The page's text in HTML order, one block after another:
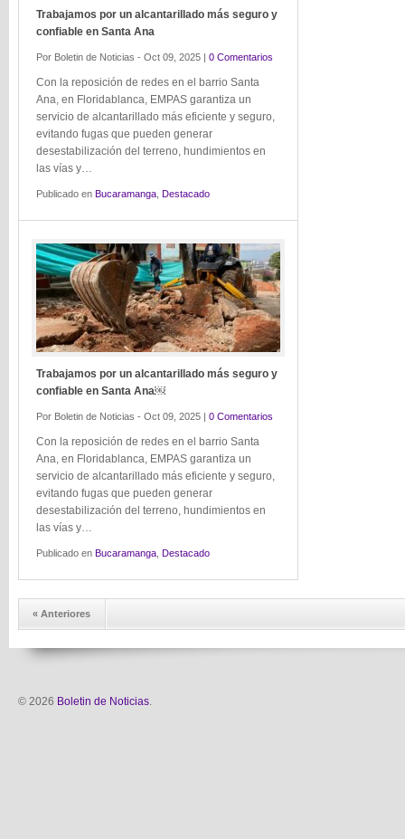
Trabajamos por un alcantarillado más seguro y
confiable en Santa Ana
Por Boletin de Noticias - Oct 09, 2025 | 0 Comentarios
Con la reposición de redes en el barrio Santa
Ana, en Floridablanca, EMPAS garantiza un
servicio de alcantarillado más eficiente y seguro,
evitando fugas que pueden generar
desestabilización del terreno, hundimientos en
las vías y…
Publicado en Bucaramanga Destacado
Trabajamos por un alcantarillado más seguro y
confiable en Santa Ana￼
Por Boletin de Noticias - Oct 09, 2025 | 0 Comentarios
Con la reposición de redes en el barrio Santa
Ana, en Floridablanca, EMPAS garantiza un
servicio de alcantarillado más eficiente y seguro,
evitando fugas que pueden generar
desestabilización del terreno, hundimientos en
las vías y…
Publicado en Bucaramanga Destacado
« Anteriores
© 2026 Boletin de Noticias.